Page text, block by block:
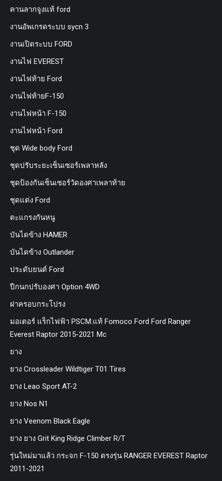
คานลากจูงแท้ ford
งานอัพเกรดระบบ sycn 3
งานเปิดระบบ FORD
งานไฟ EVEREST
งานไฟท้าย Ford
งานไฟท้ายF-150
งานไฟหน้า F-150
งานไฟหน้า Ford
ชุด Wide body Ford
ชุดปรับระยะเซ็นเซอร์เพลาหลัง
ชุดป้องกันเซ็นเซอร์วัดองศาเพลาท้าย
ชุดแต่ง Ford
ตะแกรงกันหนู
บันไดข้าง HAMER
บันไดข้าง Outlander
ประดับยนต์ Ford
ปีกนกปรับองศา Option 4WD
ฝาครอบกระโปรง
มอเตอร์ แร็กไฟฟ้า PSCM.แท้ Fomoco Ford Ford Ranger
Everest Raptor 2015-2021 Mc
ยาง
ยาง Crossleader Wildtiger T01 Tires
ยาง Leao Sport AT-2
ยาง Nos N1
ยาง Veenom Black Eagle
ยาง ยาง Grit King Ridge Climber R/T
รุ่นใหม่มาแล้ว กระจก F-150 ตรงรุ่น RANGER EVEREST Raptor
2011-2021